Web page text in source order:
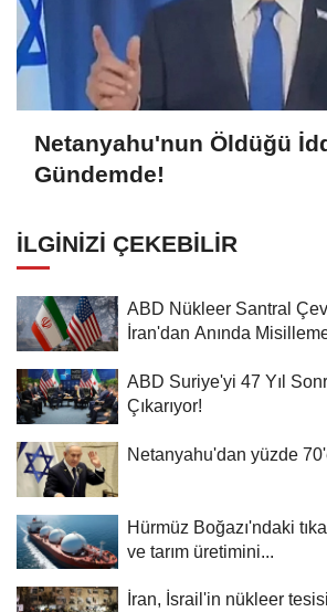
Netanyahu'nun Öldüğü
Gündemde!
İLGINIZI ÇEKEBILIR
ABD Nükleer Santral
İran'dan Anında
ABD Suriye'yi 47 Yıl
Çıkarıyor!
Netanyahu'dan yüzde
Hürmüz Boğazı'ndaki
ve tarım üretimini...
İran, İsrail'in nükleer